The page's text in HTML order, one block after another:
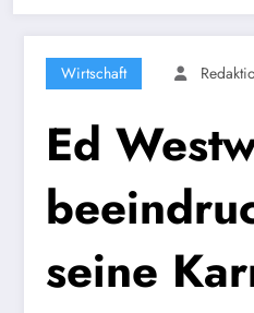
Wirtschaft
Ed
seine